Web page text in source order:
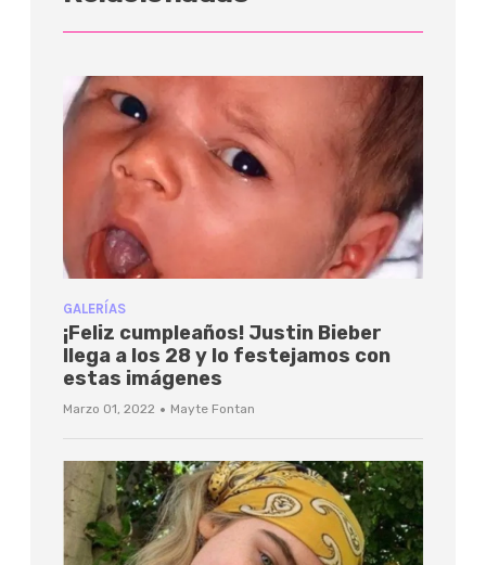
GALERÍAS
¡Feliz cumpleaños! Justin Bieber
llega a los 28 y lo festejamos con
estas imágenes
Marzo 01, 2022 · Mayte Fontan